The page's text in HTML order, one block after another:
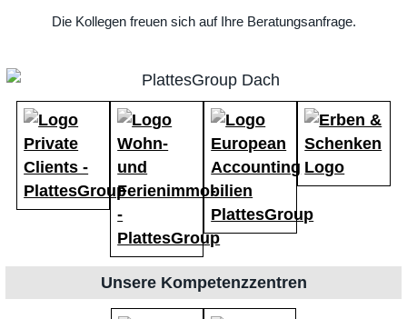
Die Kollegen freuen sich auf Ihre Beratungsanfrage.
Unsere Kompetenzzentren